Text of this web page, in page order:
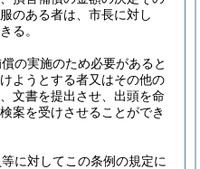
のある者は、市長に対し
る。
の実施のため必要があると
ようとする者又はその他の
文書を提出させ、出頭を命
案を受けさせることができ
に対してこの条例の規定に